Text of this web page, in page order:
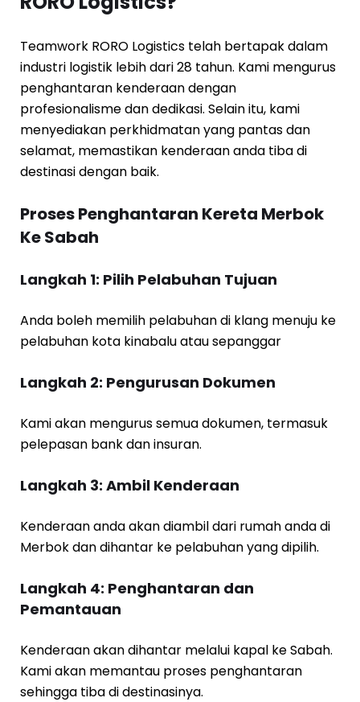
Teamwork RORO Logistics telah bertapak dalam
industri logistik lebih dari 28 tahun. Kami mengurus
penghantaran kenderaan dengan
profesionalisme dan dedikasi. Selain itu, kami
menyediakan perkhidmatan yang pantas dan
selamat, memastikan kenderaan anda tiba di
destinasi dengan baik.
Proses Penghantaran Kereta Merbok
Ke Sabah
Langkah 1: Pilih Pelabuhan Tujuan
Anda boleh memilih pelabuhan di klang menuju ke
pelabuhan kota kinabalu atau sepanggar
Langkah 2: Pengurusan Dokumen
Kami akan mengurus semua dokumen, termasuk
pelepasan bank dan insuran.
Langkah 3: Ambil Kenderaan
Kenderaan anda akan diambil dari rumah anda di
Merbok dan dihantar ke pelabuhan yang dipilih.
Langkah 4: Penghantaran dan
Pemantauan
Kenderaan akan dihantar melalui kapal ke Sabah.
Kami akan memantau proses penghantaran
sehingga tiba di destinasinya.